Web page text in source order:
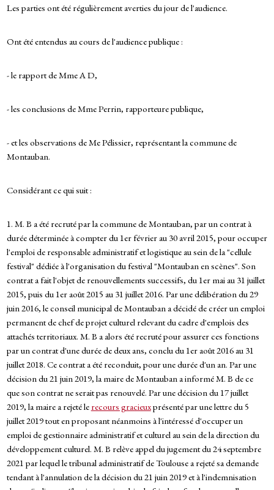
Les parties ont été régulièrement averties du jour de l'audience.
Ont été entendus au cours de l'audience publique :
- le rapport de Mme A D,
- les conclusions de Mme Perrin, rapporteure publique,
- et les observations de Me Pélissier, représentant la commune de
Montauban.
Considérant ce qui suit :
1. M. B a été recruté par la commune de Montauban, par un contrat à
durée déterminée à compter du 1er février au 30 avril 2015, pour occuper
l'emploi de responsable administratif et logistique au sein de la "cellule
festival" dédiée à l'organisation du festival "Montauban en scènes". Son
contrat a fait l'objet de renouvellements successifs, du 1er mai au 31 juillet
2015, puis du 1er août 2015 au 31 juillet 2016. Par une délibération du 29
juin 2016, le conseil municipal de Montauban a décidé de créer un emploi
permanent de chef de projet culturel relevant du cadre d'emplois des
attachés territoriaux. M. B a alors été recruté pour assurer ces fonctions
par un contrat d'une durée de deux ans, conclu du 1er août 2016 au 31
juillet 2018. Ce contrat a été reconduit, pour une durée d'un an. Par une
décision du 21 juin 2019, la maire de Montauban a informé M. B de ce
que son contrat ne serait pas renouvelé. Par une décision du 17 juillet
2019, la maire a rejeté le recours gracieuxprésenté par une lettre du 5
juillet 2019 tout en proposant néanmoins à l'intéressé d'occuper un
emploi de gestionnaire administratif et culturel au sein de la direction du
développement culturel. M. B relève appel du jugement du 24 septembre
2021 par lequel le tribunal administratif de Toulouse a rejeté sa demande
tendant à l'annulation de la décision du 21 juin 2019 et à l'indemnisation